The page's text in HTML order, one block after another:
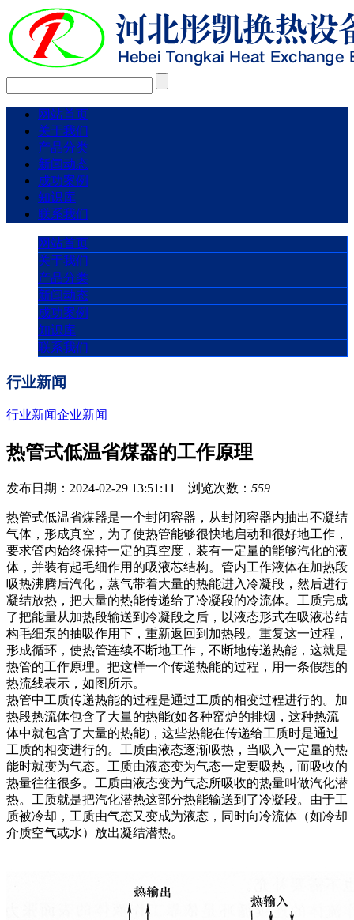
网站首页
关于我们
产品分类
新闻动态
成功案例
知识库
联系我们
网站首页
关于我们
产品分类
新闻动态
成功案例
知识库
联系我们
行业新闻
行业新闻企业新闻
热管式低温省煤器的工作原理
发布日期：2024-02-29 13:51:11 浏览次数： 559
热管式低温省煤器是一个封闭容器，从封闭容器内抽出不凝结
气体，形成真空，为了使热管能够很快地启动和很好地工作，
要求管内始终保持一定的真空度，装有一定量的能够汽化的液
体，并装有起毛细作用的吸液芯结构。管内工作液体在加热段
吸热沸腾后汽化，蒸气带着大量的热能进入冷凝段，然后进行
凝结放热，把大量的热能传递给了冷凝段的冷流体。工质完成
了把能量从加热段输送到冷凝段之后，以液态形式在吸液芯结
构毛细泵的抽吸作用下，重新返回到加热段。重复这一过程，
形成循环，使热管连续不断地工作，不断地传递热能，这就是
热管的工作原理。把这样一个传递热能的过程，用一条假想的
热流线表示，如图所示。
热管中工质传递热能的过程是通过工质的相变过程进行的。加
热段热流体包含了大量的热能(如各种窑炉的排烟，这种热流
体中就包含了大量的热能)，这些热能在传递给工质时是通过
工质的相变进行的。工质由液态逐渐吸热，当吸入一定量的热
能时就变为气态。工质由液态变为气态一定要吸热，而吸收的
热量往往很多。工质由液态变为气态所吸收的热量叫做汽化潜
热。工质就是把汽化潜热这部分热能输送到了冷凝段。由于工
质被冷却，工质由气态又变成为液态，同时向冷流体（如冷却
介质空气或水）放出凝结潜热。